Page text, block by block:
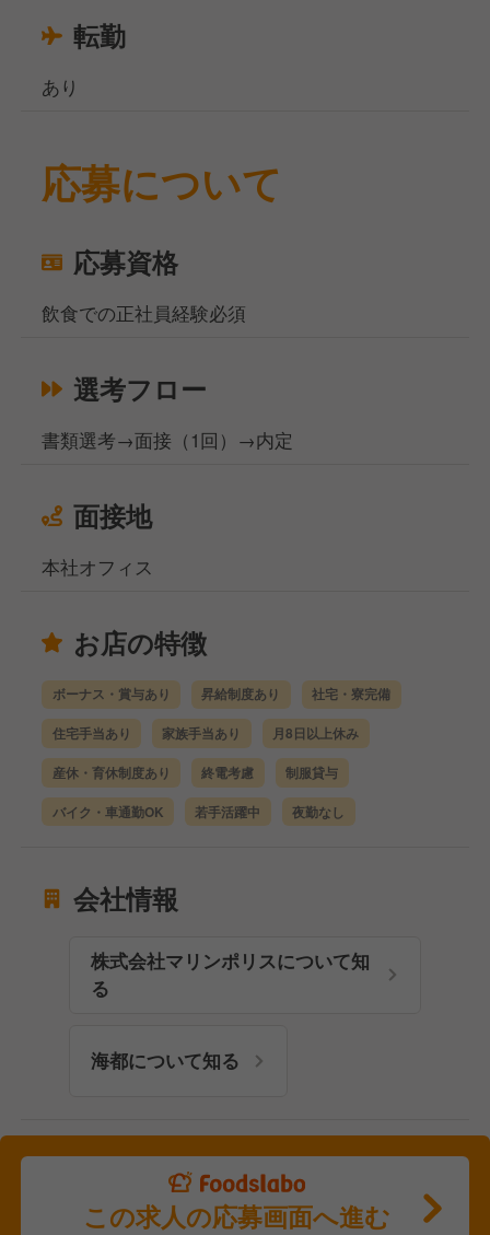
転勤
あり
応募について
応募資格
飲食での正社員経験必須
選考フロー
書類選考→面接（1回）→内定
面接地
本社オフィス
お店の特徴
ボーナス・賞与あり 昇給制度あり 社宅・寮完備
住宅手当あり 家族手当あり 月8日以上休み
産休・育休制度あり 終電考慮 制服貸与
バイク・車通勤OK 若手活躍中 夜勤なし
会社情報
株式会社マリンポリスについて知
る
海都について知る
この求人の応募画面へ進む